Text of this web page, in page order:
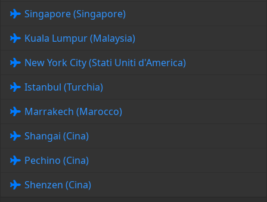
Singapore (Singapore)
Kuala Lumpur (Malaysia)
New York City (Stati Uniti d'America)
Istanbul (Turchia)
Marrakech (Marocco)
Shangai (Cina)
Pechino (Cina)
Shenzen (Cina)